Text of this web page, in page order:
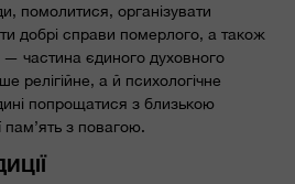
помолитися, організувати
добрі справи померлого, а також
— частина єдиного духовного
релігійне, а й психологічне
попрощатися з близькою
з повагою.